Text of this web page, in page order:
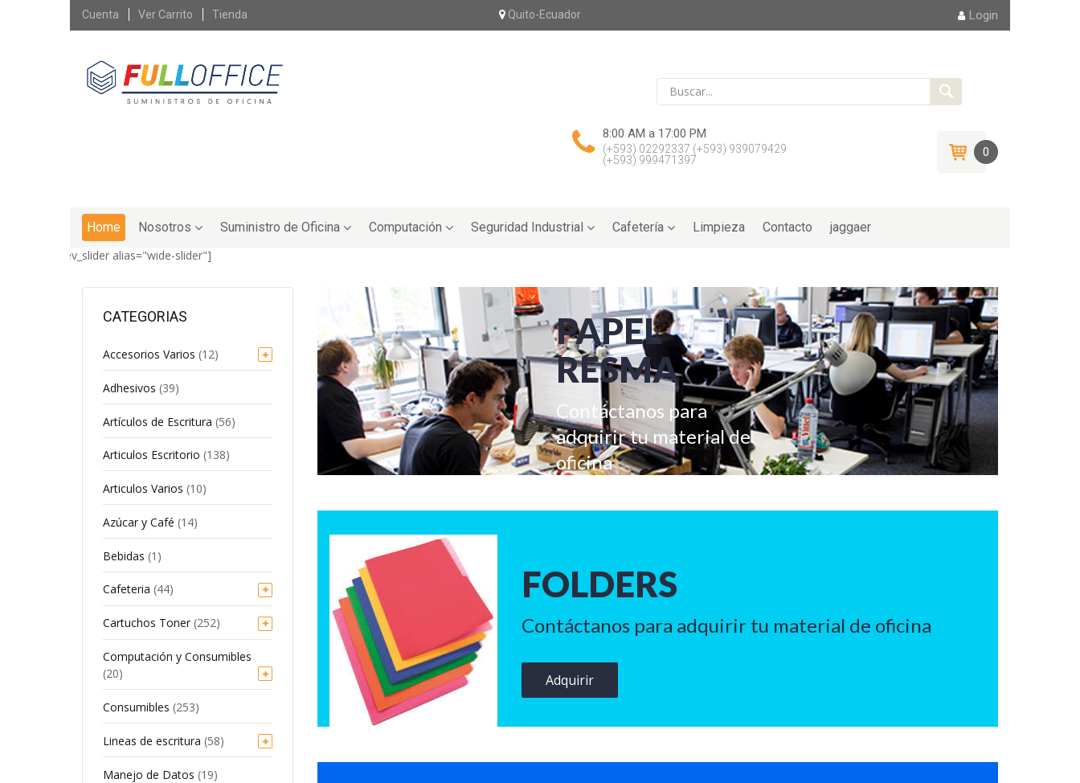
Skip
Cuenta Ver Carrito Tienda Quito-Ecuador Login
8:00 AM a 17:00 PM
(+593) 02292337 (+593) 939079429
(+593) 999471397
0
Skip
to
content
Home Nosotros Suministro de Oficina Computación Seguridad Industrial Cafetería Limpieza Contacto
jaggaer
[rev_slider alias="wide-slider"]
PAPEL
RESMA
Contáctanos para
adquirir tu material de
oficina
FOLDERS
Contáctanos para adquirir tu material de oficina
Adquirir
CATEGORIAS
Accesorios Varios (12)
Adhesivos (39)
Artículos de Escritura (56)
Articulos Escritorio (138)
Articulos Varios (10)
Azúcar y Café (14)
Bebidas (1)
Cafeteria (44)
Cartuchos Toner (252)
Computación y Consumibles
(20)
Consumibles (253)
Lineas de escritura (58)
Manejo de Datos (19)